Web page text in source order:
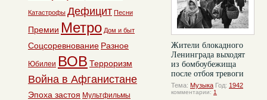
Жители блокадного
Ленинграда выходят
из бомбоубежища
после отбоя тревоги
Тема: Музыка Год: 1942
комментарии: 1
Катастрофы Дефицит Песни
Премии Метро Дом и быт
Соцсоревнование Разное
Юбилеи ВОВ Терроризм
Война в Афганистане
Эпоха застоя Мультфильмы